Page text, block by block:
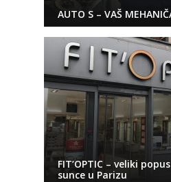
AUTO S – VAŠ
FIT’OPTIC – veliki
sunce u Parizu